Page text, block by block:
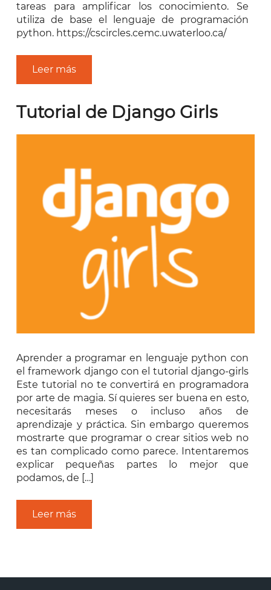
tareas para amplificar los conocimiento. Se
utiliza de base el lenguaje de programación
python. https://cscircles.cemc.uwaterloo.ca/
Leer más
Tutorial de Django Girls
Aprender a programar en lenguaje python con
el framework django con el tutorial django-girls
Este tutorial no te convertirá en programadora
por arte de magia. Sí quieres ser buena en esto,
necesitarás meses o incluso años de
aprendizaje y práctica. Sin embargo queremos
mostrarte que programar o crear sitios web no
es tan complicado como parece. Intentaremos
explicar pequeñas partes lo mejor que
podamos, de […]
Leer más